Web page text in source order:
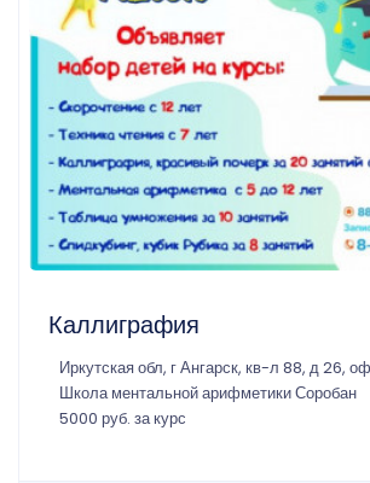
Каллиграфия
Иркутская обл, г Ангарск, кв-л 88, д 26,
Школа ментальной арифметики Соробан
5000 руб. за курс